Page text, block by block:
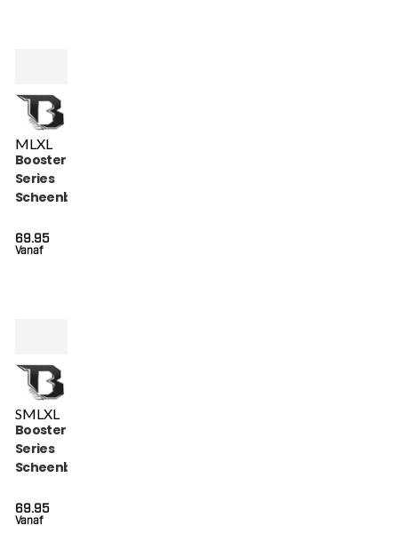
MLXL
Booster Bangkok
Series
Scheenbeschermers
SG)
Vanaf
69.95
SMLXL
Booster Bangkok
Series
Scheenbeschermers
SG)
Vanaf
69.95